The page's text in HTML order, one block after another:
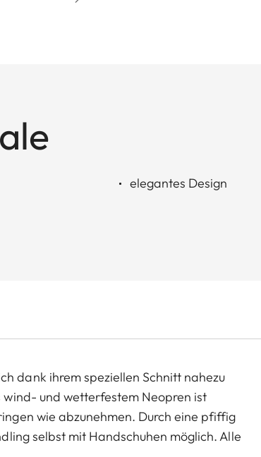
elegantes Design
dank ihrem speziellen Schnitt nahezu
und wetterfestem Neopren ist
wie abzunehmen. Durch eine pfiffig
selbst mit Handschuhen möglich. Alle